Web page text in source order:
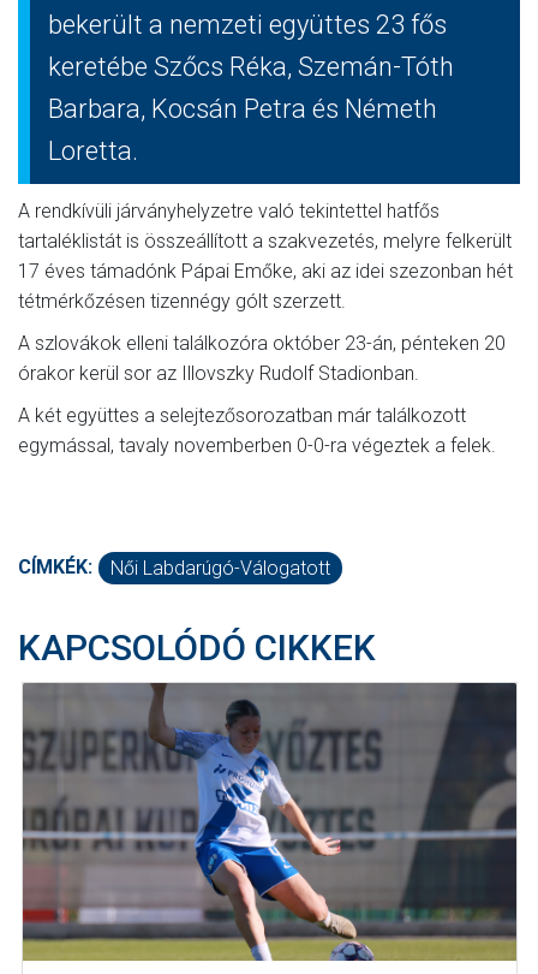
bekerült a nemzeti együttes 23 fős
keretébe Szőcs Réka, Szemán-Tóth
Barbara, Kocsán Petra és Németh
Loretta.
A rendkívüli járványhelyzetre való tekintettel hatfős
tartaléklistát is összeállított a szakvezetés, melyre felkerült
17 éves támadónk Pápai Emőke, aki az idei szezonban hét
tétmérkőzésen tizennégy gólt szerzett.
A szlovákok elleni találkozóra október 23-án, pénteken 20
órakor kerül sor az Illovszky Rudolf Stadionban.
A két együttes a selejtezősorozatban már találkozott
egymással, tavaly novemberben 0-0-ra végeztek a felek.
CÍMKÉK: Női Labdarúgó-Válogatott
KAPCSOLÓDÓ CIKKEK